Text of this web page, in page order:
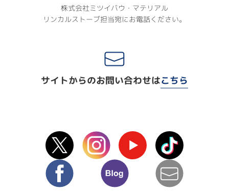
株式会社ミツイバウ・マテリアル
リンカルストーブ担当宛にお電話ください。
サイトからのお問い合わせはこちら
X(Twitter) instagram Youtube
facebook